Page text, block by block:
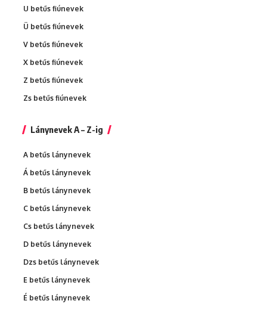
U betűs fiúnevek
Ü betűs fiúnevek
V betűs fiúnevek
X betűs fiúnevek
Z betűs fiúnevek
Zs betűs fiúnevek
Lánynevek A – Z-ig
A betűs lánynevek
Á betűs lánynevek
B betűs lánynevek
C betűs lánynevek
Cs betűs lánynevek
D betűs lánynevek
Dzs betűs lánynevek
E betűs lánynevek
É betűs lánynevek